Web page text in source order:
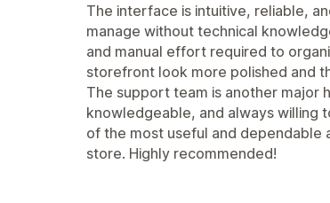
The interface is intuitive, reliable,
manage without technical
and manual effort required to
storefront look more polished and
The support team is another major
knowledgeable, and always willing
of the most useful and dependable
store. Highly recommended!